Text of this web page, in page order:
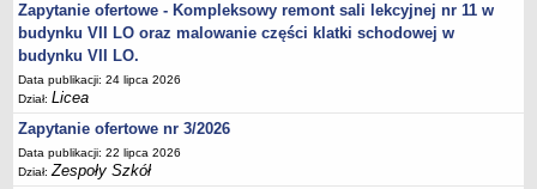
Deklaracja dostępności
DEKLARACJA DOSTĘPNOŚCI
PONOWNE WYKORZYSTYWANIE
UDOSTĘPNIANIE INFORMACJI PUBLICZNEJ
OCHRONA DANYCH OSOBOWYCH
Zapytanie ofertowe - Kompleksowy remont sali lekcyjnej nr 11 w
budynku VII LO oraz malowanie części klatki schodowej w
budynku VII LO.
Data publikacji: 24 lipca 2026
Dział:Licea
Zapytanie ofertowe nr 3/2026
Data publikacji: 22 lipca 2026
Dział:Zespoły Szkół